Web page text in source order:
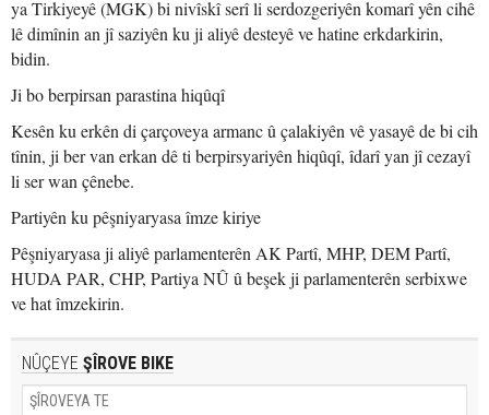
ya Tirkiyeyê (MGK) bi nivîskî serî li serdozgeriyên komarî yên cihê
lê dimînin an jî saziyên ku ji aliyê desteyê ve hatine erkdarkirin,
bidin.
Ji bo berpirsan parastina hiqûqî
Kesên ku erkên di çarçoveya armanc û çalakiyên vê yasayê de bi cih
tînin, ji ber van erkan dê ti berpirsyariyên hiqûqî, îdarî yan jî cezayî
li ser wan çênebe.
Partiyên ku pêşniyaryasa îmze kiriye
Pêşniyaryasa ji aliyê parlamenterên AK Partî, MHP, DEM Partî,
HUDA PAR, CHP, Partiya NÛ û beşek ji parlamenterên serbixwe
ve hat îmzekirin.
NÛÇEYE ŞÎROVE BIKE